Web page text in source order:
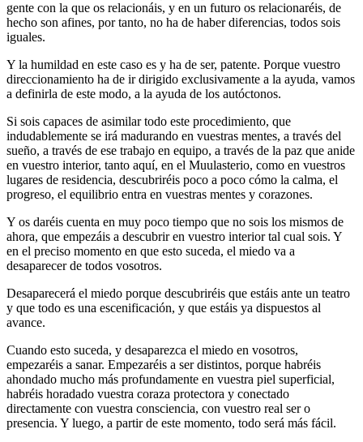
gente con la que os relacionáis, y en un futuro os relacionaréis, de
hecho son afines, por tanto, no ha de haber diferencias, todos sois
iguales.
Y la humildad en este caso es y ha de ser, patente. Porque vuestro
direccionamiento ha de ir dirigido exclusivamente a la ayuda, vamos
a definirla de este modo, a la ayuda de los autóctonos.
Si sois capaces de asimilar todo este procedimiento, que
indudablemente se irá madurando en vuestras mentes, a través del
sueño, a través de ese trabajo en equipo, a través de la paz que anide
en vuestro interior, tanto aquí, en el Muulasterio, como en vuestros
lugares de residencia, descubriréis poco a poco cómo la calma, el
progreso, el equilibrio entra en vuestras mentes y corazones.
Y os daréis cuenta en muy poco tiempo que no sois los mismos de
ahora, que empezáis a descubrir en vuestro interior tal cual sois. Y
en el preciso momento en que esto suceda, el miedo va a
desaparecer de todos vosotros.
Desaparecerá el miedo porque descubriréis que estáis ante un teatro
y que todo es una escenificación, y que estáis ya dispuestos al
avance.
Cuando esto suceda, y desaparezca el miedo en vosotros,
empezaréis a sanar. Empezaréis a ser distintos, porque habréis
ahondado mucho más profundamente en vuestra piel superficial,
habréis horadado vuestra coraza protectora y conectado
directamente con vuestra consciencia, con vuestro real ser o
presencia. Y luego, a partir de este momento, todo será más fácil.